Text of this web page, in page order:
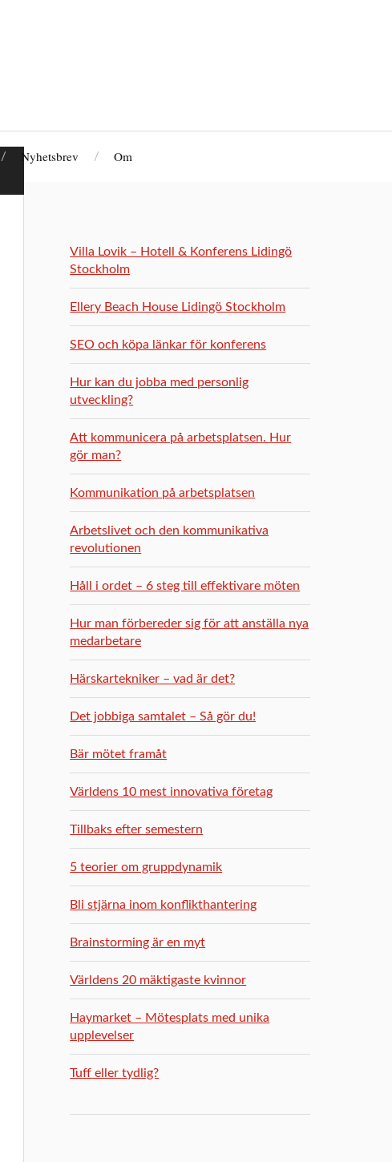
Nyhetsbrev Om
Villa Lovik – Hotell & Konferens Lidingö
Stockholm
Ellery Beach House Lidingö Stockholm
SEO och köpa länkar för konferens
Hur kan du jobba med personlig
utveckling?
Att kommunicera på arbetsplatsen. Hur
gör man?
Kommunikation på arbetsplatsen
Arbetslivet och den kommunikativa
revolutionen
Håll i ordet – 6 steg till effektivare möten
Hur man förbereder sig för att anställa nya
medarbetare
Härskartekniker – vad är det?
Det jobbiga samtalet – Så gör du!
Bär mötet framåt
Världens 10 mest innovativa företag
Tillbaks efter semestern
5 teorier om gruppdynamik
Bli stjärna inom konflikthantering
Brainstorming är en myt
Världens 20 mäktigaste kvinnor
Haymarket – Mötesplats med unika
upplevelser
Tuff eller tydlig?